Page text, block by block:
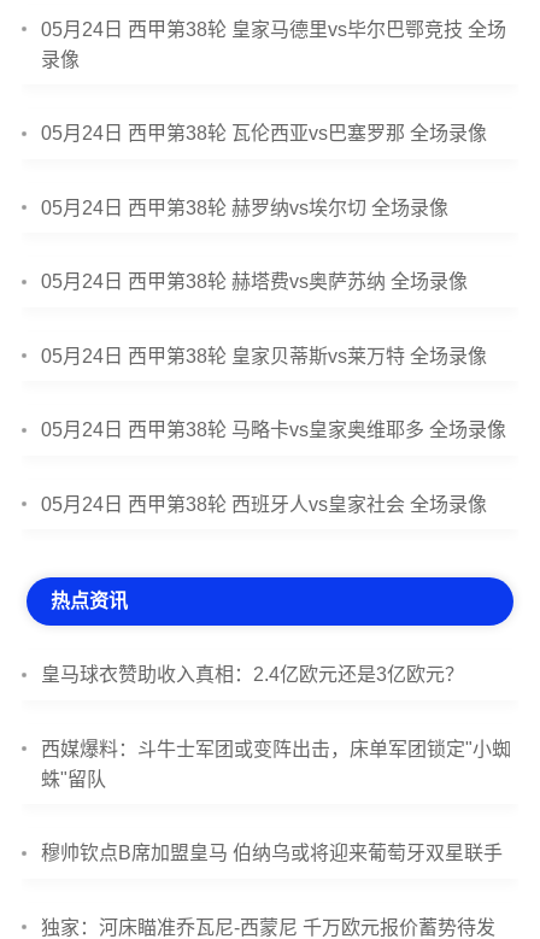
05月24日 西甲第38轮 皇家马德里vs毕尔巴鄂竞技 全场
录像
05月24日 西甲第38轮 瓦伦西亚vs巴塞罗那 全场录像
05月24日 西甲第38轮 赫罗纳vs埃尔切 全场录像
05月24日 西甲第38轮 赫塔费vs奥萨苏纳 全场录像
05月24日 西甲第38轮 皇家贝蒂斯vs莱万特 全场录像
05月24日 西甲第38轮 马略卡vs皇家奥维耶多 全场录像
05月24日 西甲第38轮 西班牙人vs皇家社会 全场录像
热点资讯
皇马球衣赞助收入真相：2.4亿欧元还是3亿欧元？
西媒爆料：斗牛士军团或变阵出击，床单军团锁定"小蜘
蛛"留队
穆帅钦点B席加盟皇马 伯纳乌或将迎来葡萄牙双星联手
独家：河床瞄准乔瓦尼-西蒙尼 千万欧元报价蓄势待发